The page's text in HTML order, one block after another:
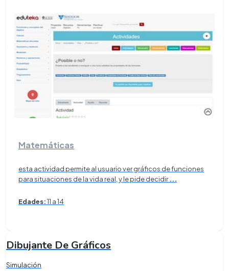
Matemáticas
esta actividad permite al usuario ver gráficos de funciones
para situaciones de la vida real, y le pide decidir...
Edades:11 a 14
Dibujante De Gráficos
Simulación